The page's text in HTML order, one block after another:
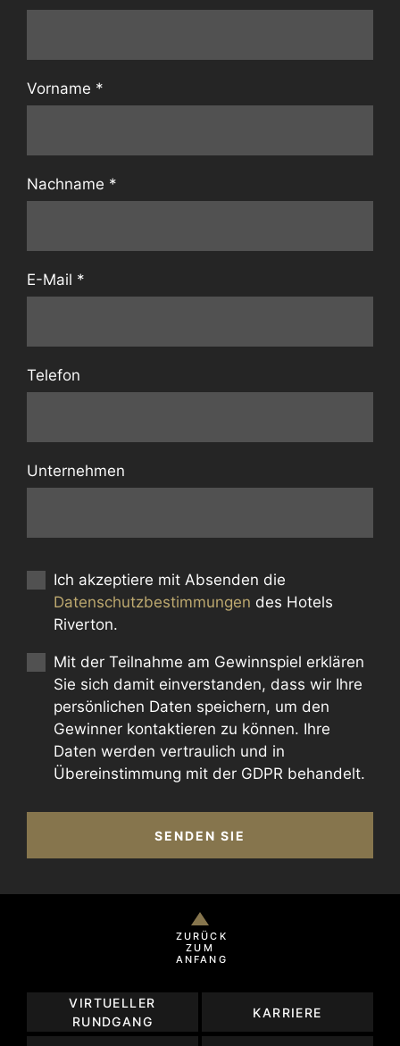
Vorname *
Nachname *
E-Mail *
Telefon
Unternehmen
Ich akzeptiere mit Absenden die
Datenschutzbestimmungen des Hotels
Riverton.
Mit der Teilnahme am Gewinnspiel erklären
Sie sich damit einverstanden, dass wir Ihre
persönlichen Daten speichern, um den
Gewinner kontaktieren zu können. Ihre
Daten werden vertraulich und in
Übereinstimmung mit der GDPR behandelt.
SENDEN SIE
ZURÜCK
ZUM
ANFANG
VIRTUELLER
RUNDGANG
KARRIERE